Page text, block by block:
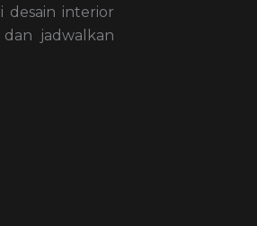
desain interior
jadwalkan